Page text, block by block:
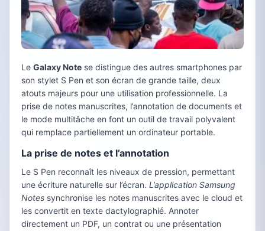
Le Galaxy Note se distingue des autres smartphones par
son stylet S Pen et son écran de grande taille, deux
atouts majeurs pour une utilisation professionnelle. La
prise de notes manuscrites, l’annotation de documents et
le mode multitâche en font un outil de travail polyvalent
qui remplace partiellement un ordinateur portable.
La prise de notes et l’annotation
Le S Pen reconnaît les niveaux de pression, permettant
une écriture naturelle sur l’écran. L’application Samsung
Notes synchronise les notes manuscrites avec le cloud et
les convertit en texte dactylographié. Annoter
directement un PDF, un contrat ou une présentation